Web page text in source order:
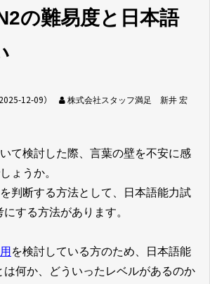
け】特定技能制度が
まるわかり
ンロ
の難易度と日本語
12-09）
株式会社スタッフ満足 新井 宏
て検討した際、言葉の壁を不安に感
ょうか。
判断する方法として、日本語能力試
する方法があります。
を検討している方のため、日本語能
は何か、どういったレベルがあるのか